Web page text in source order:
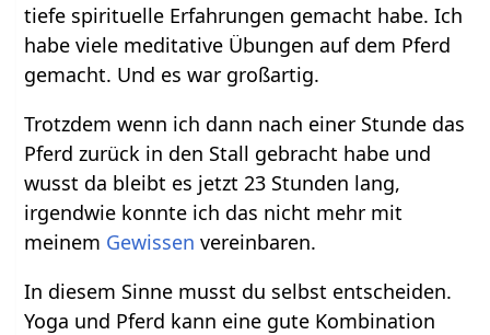
tiefe spirituelle Erfahrungen gemacht habe. Ich
habe viele meditative Übungen auf dem Pferd
gemacht. Und es war großartig.
Trotzdem wenn ich dann nach einer Stunde das
Pferd zurück in den Stall gebracht habe und
wusst da bleibt es jetzt 23 Stunden lang,
irgendwie konnte ich das nicht mehr mit
meinem Gewissen vereinbaren.
In diesem Sinne musst du selbst entscheiden.
Yoga und Pferd kann eine gute Kombination